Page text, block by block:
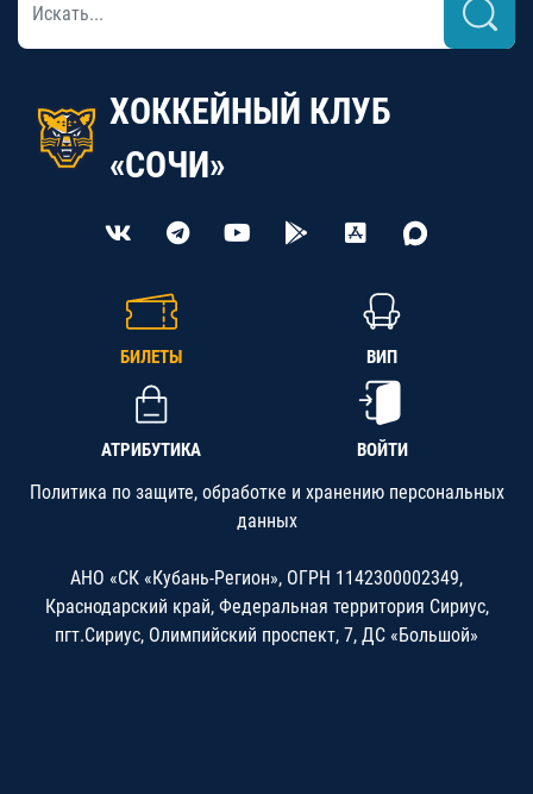
ХОККЕЙНЫЙ КЛУБ
«СОЧИ»
БИЛЕТЫ ВИП
АТРИБУТИКА ВОЙТИ
Политика по защите, обработке и хранению персональных
данных
АНО «СК «Кубань-Регион», ОГРН 1142300002349,
Краснодарский край, Федеральная территория Сириус,
пгт.Сириус, Олимпийский проспект, 7, ДС «Большой»